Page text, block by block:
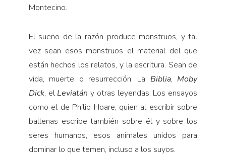
Montecino.
El sueño de la razón produce monstruos, y tal
vez sean esos monstruos el material del que
están hechos los relatos, y la escritura. Sean de
vida, muerte o resurrección. La Biblia, Moby
Dick, el Leviatány otras leyendas. Los ensayos
como el de Philip Hoare, quien al escribir sobre
ballenas escribe también sobre él y sobre los
seres humanos, esos animales unidos para
dominar lo que temen, incluso a los suyos.